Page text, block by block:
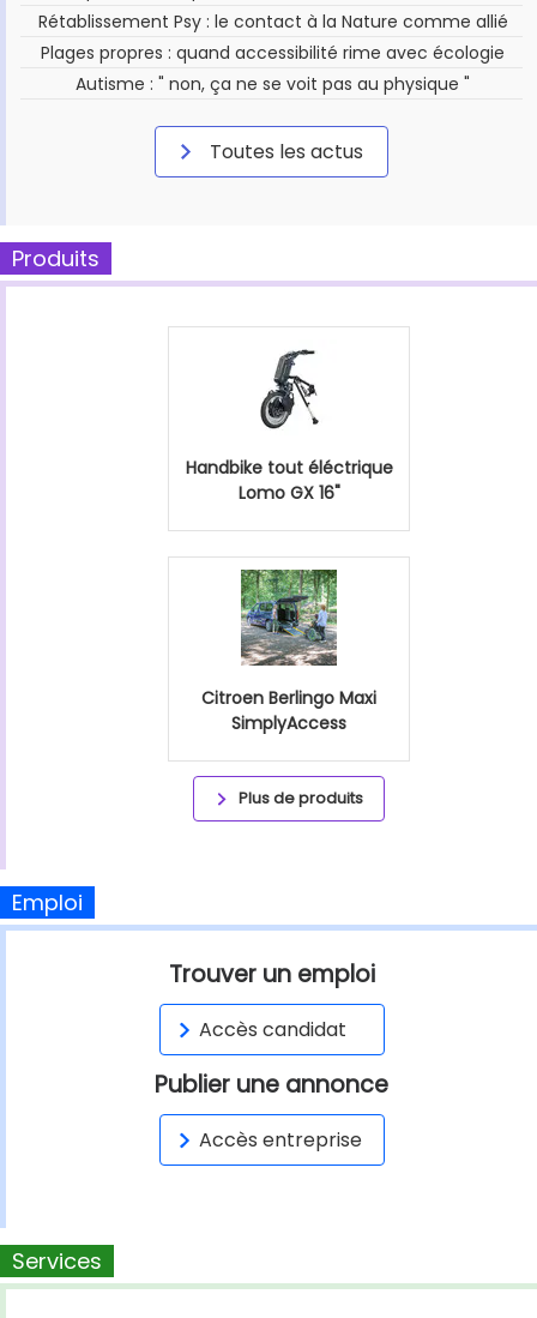
Rétablissement Psy : le contact à la Nature comme allié
Plages propres : quand accessibilité rime avec écologie
Autisme : " non, ça ne se voit pas au physique "
Toutes les actus
Produits
Handbike tout éléctrique
Lomo GX 16"
Citroen Berlingo Maxi
SimplyAccess
Plus de produits
Emploi
Trouver un emploi
Accès candidat
Publier une annonce
Accès entreprise
Services